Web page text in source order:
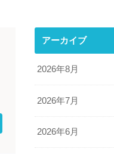
アーカイブ
2026年8月
2026年7月
2026年6月